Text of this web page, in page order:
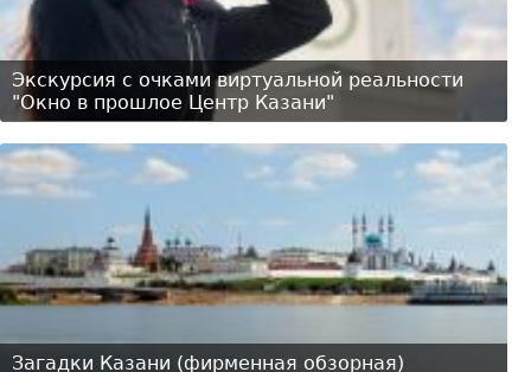
Экскурсия с очками виртуальной реальности
"Окно в прошлое Центр Казани"
Загадки Казани (фирменная обзорная)